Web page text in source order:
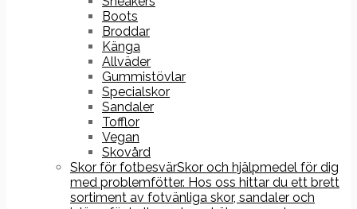
Boots
Broddar
Känga
Allväder
Gummistövlar
Specialskor
Sandaler
Tofflor
Vegan
Skovård
Skor för fotbesvärSkor och hjälpmedel för dig
med problemfötter. Hos oss hittar du ett brett
sortiment av fotvänliga skor, sandaler och